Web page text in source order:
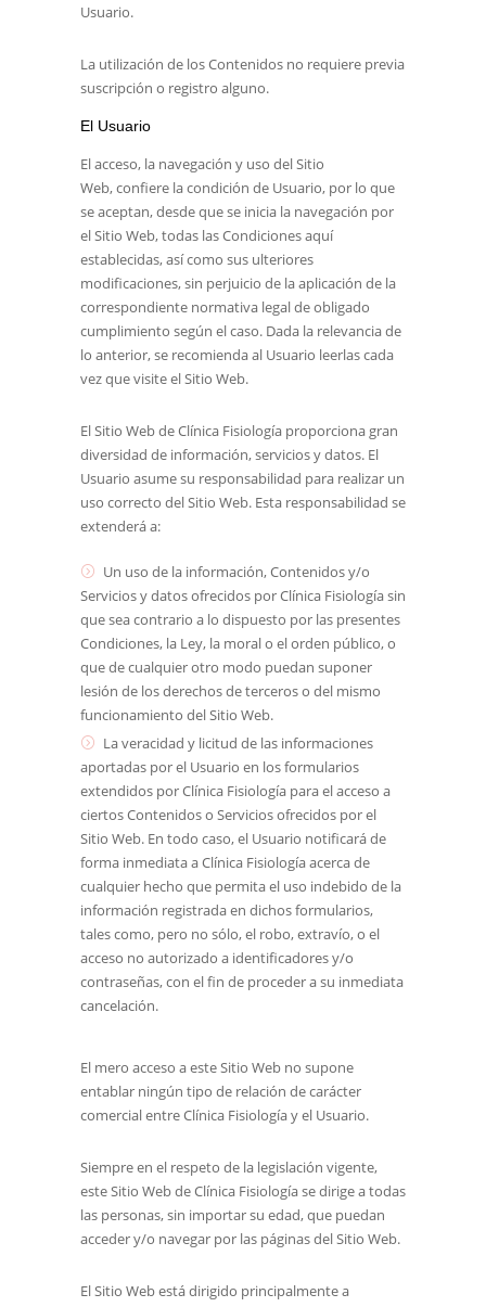
Usuario.
La utilización de los Contenidos no requiere previa
suscripción o registro alguno.
El Usuario
El acceso, la navegación y uso del Sitio
Web, confiere la condición de Usuario, por lo que
se aceptan, desde que se inicia la navegación por
el Sitio Web, todas las Condiciones aquí
establecidas, así como sus ulteriores
modificaciones, sin perjuicio de la aplicación de la
correspondiente normativa legal de obligado
cumplimiento según el caso. Dada la relevancia de
lo anterior, se recomienda al Usuario leerlas cada
vez que visite el Sitio Web.
El Sitio Web deClínica Fisiología proporciona gran
diversidad de información, servicios y datos. El
Usuario asume su responsabilidad para realizar un
uso correcto del Sitio Web. Esta responsabilidad se
extenderá a:
Un uso de la información, Contenidos y/o
Servicios y datos ofrecidos porClínica Fisiologíasin
que sea contrario a lo dispuesto por las presentes
Condiciones, la Ley, la moral o el orden público, o
que de cualquier otro modo puedan suponer
lesión de los derechos de terceros o del mismo
funcionamiento del Sitio Web.
La veracidad y licitud de las informaciones
aportadas por el Usuario en los formularios
extendidos porClínica Fisiología para el acceso a
ciertos Contenidos o Servicios ofrecidos por el
Sitio Web. En todo caso, el Usuario notificará de
forma inmediata aClínica Fisiologíaacerca de
cualquier hecho que permita el uso indebido de la
información registrada en dichos formularios,
tales como, pero no sólo, el robo, extravío, o el
acceso no autorizado a identificadores y/o
contraseñas, con el fin de proceder a su inmediata
cancelación.
El mero acceso a este Sitio Web no supone
entablar ningún tipo de relación de carácter
comercial entreClínica Fisiologíay el Usuario.
Siempre en el respeto de la legislación vigente,
este Sitio Web deClínica Fisiologíase dirige a todas
las personas, sin importar su edad, que puedan
acceder y/o navegar por las páginas del Sitio Web.
El Sitio Web está dirigido principalmente a